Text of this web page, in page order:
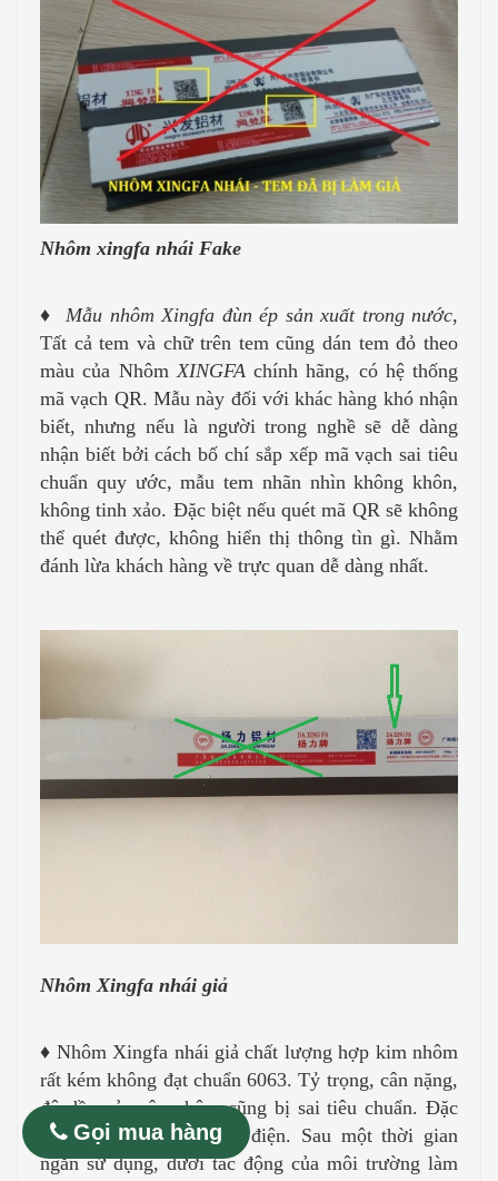
Nhôm xingfa nhái Fake
♦ Mẫu nhôm Xingfa đùn ép sản xuất trong nước,
Tất cả tem và chữ trên tem cũng dán tem đỏ theo
màu của Nhôm XINGFA chính hãng, có hệ thống
mã vạch QR. Mẫu này đối với khác hàng khó nhận
biết, nhưng nếu là người trong nghề sẽ dễ dàng
nhận biết bởi cách bố chí sắp xếp mã vạch sai tiêu
chuẩn quy ước, mẫu tem nhãn nhìn không khôn,
không tinh xảo. Đặc biệt nếu quét mã QR sẽ không
thể quét được, không hiển thị thông tìn gì. Nhằm
đánh lừa khách hàng về trực quan dễ dàng nhất.
Nhôm Xingfa nhái giả
♦ Nhôm Xingfa nhái giả chất lượng hợp kim nhôm
rất kém không đạt chuẩn 6063. Tỷ trọng, cân nặng,
độ dầy của cây nhôm cũng bị sai tiêu chuẩn. Đặc
biệt là bề mặt sơn tĩnh điện. Sau một thời gian
ngắn sử dụng, dưới tác động của môi trường làm
Gọi mua hàng